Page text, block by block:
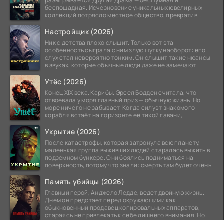
беспощадная. Исчезновение уникальных ювелирных
коллекций потрясло местное общество, превратив
Настройщик (2026)
Ник с детства плохо слышит. Только вот эта
особенность сыграла с ним злую шутку наоборот: его
слух стал невероятно тонким. Он слышит такие нюансы
в звуках, которые обычные люди даже не замечают.
Утёс (2026)
Конец XIX века. Карибы. Эрсел Бодден считала, что
отвоевала у моря главный приз — обычную жизнь. Но
море ничего не забывает. Когда силуэт знакомого
корабля встаёт на горизонте её тихой гавани,
Укрытие (2026)
После катастрофы, которая затронула всю планету,
маленькая группа выживших людей старалась выжить в
подземном бункере. Они боялись подниматься на
поверхность, потому что знали: смерть там будет очень
Память убийцы (2026)
Главный герой, Анджело Ледде, ведет двойную жизнь.
Днем он предстает перед окружающими как
обыкновенный продавец копировальных аппаратов,
стараясь не привлекать к себе лишнего внимания. Но